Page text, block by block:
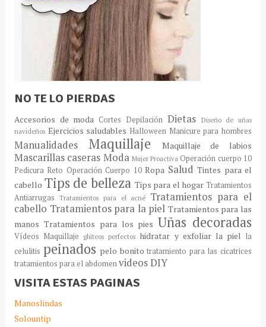
NO TE LO PIERDAS
Accesorios de moda Cortes Depilación Dietas
Diseño de uñas
navideños Ejercicios saludables Halloween Manicure para hombres
Manualidades Maquillaje Maquillaje de labios
Mascarillas caseras Moda Mujer Proactiva Operación cuerpo 10
Pedicura Reto Operación Cuerpo 10 Ropa Salud Tintes para el
cabello Tips de belleza Tips para el hogar Tratamientos
Antiarrugas Tratamientos para el acné Tratamientos para el
cabello Tratamientos para la piel Tratamientos para las
manos Tratamientos para los pies Uñas decoradas
Vídeos Maquillaje glúteos perfectos hidratar y exfoliar la piel la
celulitis peinados pelo bonito tratamiento para las cicatrices
tratamientos para el abdomenvideos DIY
VISITA ESTAS PAGINAS
Manoslindas
Solountip